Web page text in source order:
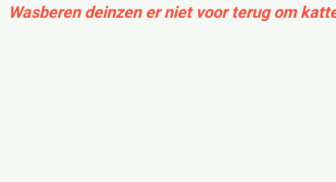
Wasberen deinzen er niet voor terug om